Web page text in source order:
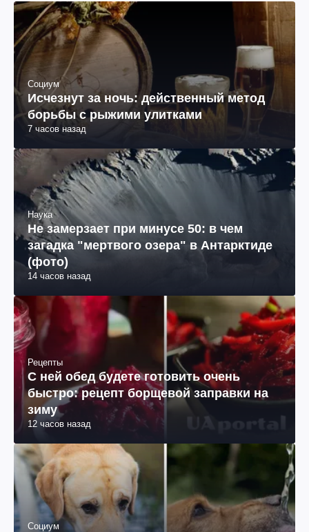
Социум
Исчезнут за ночь: действенный метод
борьбы с рыжими улитками
7 часов назад
Наука
Не замерзает при минусе 50: в чем
загадка "мертвого озера" в Антарктиде
(фото)
14 часов назад
Рецепты
С ней обед будете готовить очень
быстро: рецепт борщевой заправки на
зиму
12 часов назад
Социум